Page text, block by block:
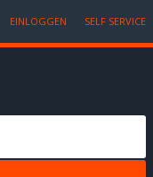
EINLOGGEN SELF SERVICE